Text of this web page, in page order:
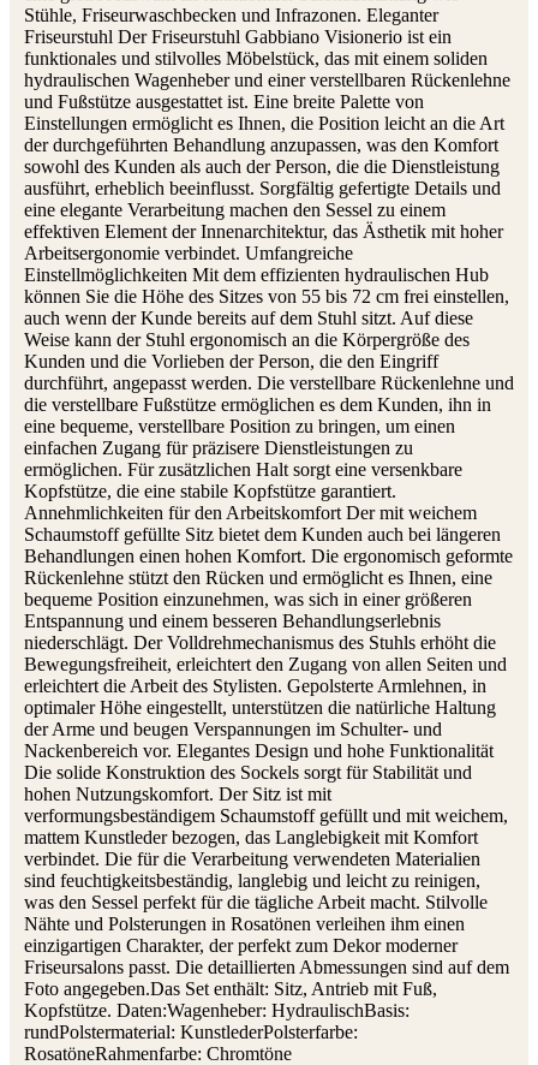
Stühle, Friseurwaschbecken und Infrazonen. Eleganter
Friseurstuhl Der Friseurstuhl Gabbiano Visionerio ist ein
funktionales und stilvolles Möbelstück, das mit einem soliden
hydraulischen Wagenheber und einer verstellbaren Rückenlehne
und Fußstütze ausgestattet ist. Eine breite Palette von
Einstellungen ermöglicht es Ihnen, die Position leicht an die Art
der durchgeführten Behandlung anzupassen, was den Komfort
sowohl des Kunden als auch der Person, die die Dienstleistung
ausführt, erheblich beeinflusst. Sorgfältig gefertigte Details und
eine elegante Verarbeitung machen den Sessel zu einem
effektiven Element der Innenarchitektur, das Ästhetik mit hoher
Arbeitsergonomie verbindet. Umfangreiche
Einstellmöglichkeiten Mit dem effizienten hydraulischen Hub
können Sie die Höhe des Sitzes von 55 bis 72 cm frei einstellen,
auch wenn der Kunde bereits auf dem Stuhl sitzt. Auf diese
Weise kann der Stuhl ergonomisch an die Körpergröße des
Kunden und die Vorlieben der Person, die den Eingriff
durchführt, angepasst werden. Die verstellbare Rückenlehne und
die verstellbare Fußstütze ermöglichen es dem Kunden, ihn in
eine bequeme, verstellbare Position zu bringen, um einen
einfachen Zugang für präzisere Dienstleistungen zu
ermöglichen. Für zusätzlichen Halt sorgt eine versenkbare
Kopfstütze, die eine stabile Kopfstütze garantiert.
Annehmlichkeiten für den Arbeitskomfort Der mit weichem
Schaumstoff gefüllte Sitz bietet dem Kunden auch bei längeren
Behandlungen einen hohen Komfort. Die ergonomisch geformte
Rückenlehne stützt den Rücken und ermöglicht es Ihnen, eine
bequeme Position einzunehmen, was sich in einer größeren
Entspannung und einem besseren Behandlungserlebnis
niederschlägt. Der Volldrehmechanismus des Stuhls erhöht die
Bewegungsfreiheit, erleichtert den Zugang von allen Seiten und
erleichtert die Arbeit des Stylisten. Gepolsterte Armlehnen, in
optimaler Höhe eingestellt, unterstützen die natürliche Haltung
der Arme und beugen Verspannungen im Schulter- und
Nackenbereich vor. Elegantes Design und hohe Funktionalität
Die solide Konstruktion des Sockels sorgt für Stabilität und
hohen Nutzungskomfort. Der Sitz ist mit
verformungsbeständigem Schaumstoff gefüllt und mit weichem,
mattem Kunstleder bezogen, das Langlebigkeit mit Komfort
verbindet. Die für die Verarbeitung verwendeten Materialien
sind feuchtigkeitsbeständig, langlebig und leicht zu reinigen,
was den Sessel perfekt für die tägliche Arbeit macht. Stilvolle
Nähte und Polsterungen in Rosatönen verleihen ihm einen
einzigartigen Charakter, der perfekt zum Dekor moderner
Friseursalons passt. Die detaillierten Abmessungen sind auf dem
Foto angegeben.Das Set enthält: Sitz, Antrieb mit Fuß,
Kopfstütze. Daten:Wagenheber: HydraulischBasis:
rundPolstermaterial: KunstlederPolsterfarbe:
RosatöneRahmenfarbe: Chromtöne